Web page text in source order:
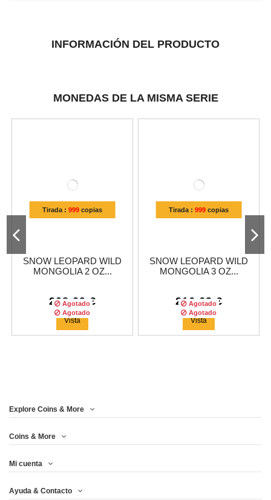
INFORMACIÓN DEL PRODUCTO
MONEDAS DE LA MISMA SERIE
Tirada : 999copias
SNOW LEOPARD WILD
MONGOLIA 2 OZ...
208,29 €
Agotado
Vista
Tirada : 999copias
SNOW LEOPARD WILD
MONGOLIA 3 OZ...
216,63 €
Agotado
Vista
Tirada :
MONGOLIA 1 OZ...
Agotado Agotado
Explore Coins & More
Coins & More
Mi cuenta
Ayuda & Contacto